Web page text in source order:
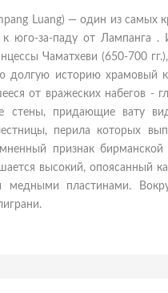
Luang) — один из самых
к юго-за-паду от Лампанга
Чаматхеви (650-700
долгую историю храмовый
от вражеских набегов -
стены, придающие вату
перила которых
признак бирманской
высокий, опоясанный
медными пластинами.